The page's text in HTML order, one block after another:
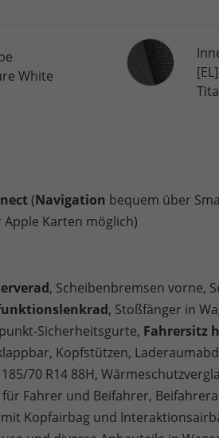
White
(Navigation bequem über
Karten möglich)
, Scheibenbremsen vorne,
, Stoßfänger in
Sicherheitsgurte, Fahrersitz
Kopfstützen,
70 R14 88H,
für Fahrer und Beifahrer,
Kopfairbag und